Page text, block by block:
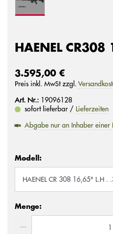
HAENEL
3.595,00 €
Preis inkl. MwSt zzgl.
Art. Nr.: 19096128
sofort lieferbar / Lieferzeiten
Abgabe nur an Inhaber einer
Modell:
Menge: